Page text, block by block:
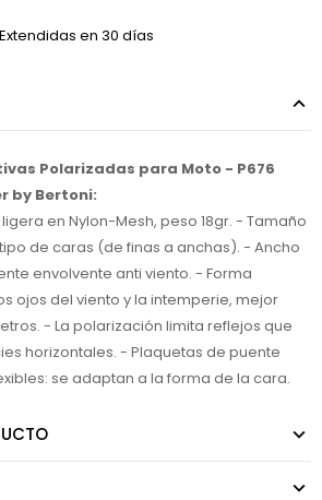
en 30 días
Polarizadas para Moto - P676
by Bertoni:
en Nylon-Mesh, peso 18gr. - Tamaño
de caras (de finas a anchas). - Ancho
envolvente anti viento. - Forma
ojos del viento y la intemperie, mejor
- La polarización limita reflejos que
horizontales. - Plaquetas de puente
se adaptan a la forma de la cara.